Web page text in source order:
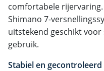
comfortabele
Shimano 7-
uitstekend geschikt
gebruik.
Stabiel en